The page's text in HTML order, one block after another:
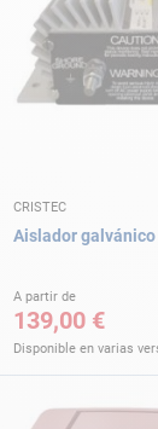
CRISTEC
Aislador galvánico
A partir de
139,00 €
Disponible en varias